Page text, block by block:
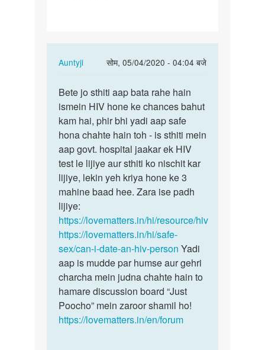
Auntyji
सोम, 05/04/2020 - 04:04 बजे
In
to
Medam
ji
Mene
ek
ladki
se…
by
Bete
jo
sthiti
aap
bata
rahe…
Bete jo sthiti aap bata rahe hain
ismein HIV hone ke chances bahut
kam hai, phir bhi yadi aap safe
hona chahte hain toh - is sthiti mein
aap govt. hospital jaakar ek HIV
test le lijiye aur sthiti ko nischit kar
lijiye, lekin yeh kriya hone ke 3
mahine baad hee. Zara ise padh
lijiye:
https://lovematters.in/hi/resource/hiv
https://lovematters.in/hi/safe-
sex/can-i-date-an-hiv-person Yadi
aap is mudde par humse aur gehri
charcha mein judna chahte hain to
hamare discussion board “Just
Poocho” mein zaroor shamil ho!
https://lovematters.in/en/forum